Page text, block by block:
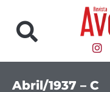
Abril/1937 – C